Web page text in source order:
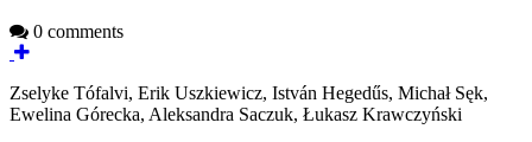
0 comments
Zselyke Tófalvi, Erik Uszkiewicz, István Hegedűs, Michał Sęk,
Ewelina Górecka, Aleksandra Saczuk, Łukasz Krawczyński